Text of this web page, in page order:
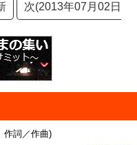
次(2013年07月02日
詞／作曲)